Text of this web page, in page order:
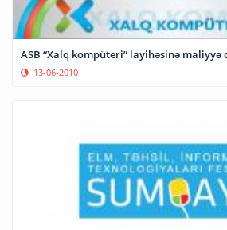
ASB “Xalq kompüteri” layihəsinə
13-06-2010